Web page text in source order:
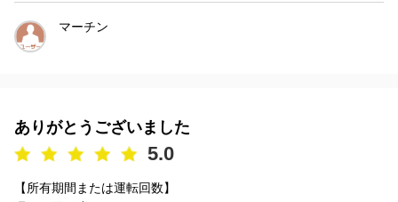
マーチン
ありがとうございました
5.0
【所有期間または運転回数】